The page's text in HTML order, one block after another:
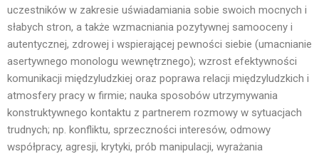
uczestników w zakresie uświadamiania sobie swoich mocnych i
słabych stron, a także wzmacniania pozytywnej samooceny i
autentycznej, zdrowej i wspierającej pewności siebie (umacnianie
asertywnego monologu wewnętrznego); wzrost efektywności
komunikacji międzyludzkiej oraz poprawa relacji międzyludzkich i
atmosfery pracy w firmie; nauka sposobów utrzymywania
konstruktywnego kontaktu z partnerem rozmowy w sytuacjach
trudnych; np. konfliktu, sprzeczności interesów, odmowy
współpracy, agresji, krytyki, prób manipulacji, wyrażania